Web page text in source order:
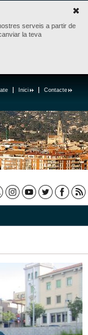
serveis a partir de
la teva
Contacte
Inici